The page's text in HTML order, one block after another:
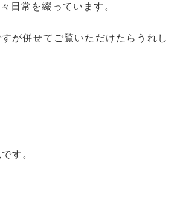
日常を綴っています。
が併せてご覧いただけたらうれし
す。